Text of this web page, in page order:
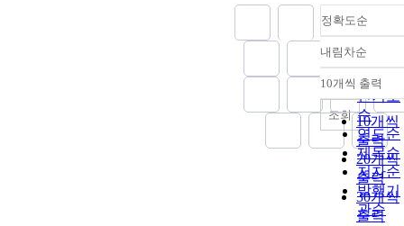
정확도순
정확도
순
인기도
순
연도순
제목순
저자순
발행기
관순
내림차순
내림차
10개씩 출력
10개씩
출력
20개씩
출력
30개씩
출력
조회